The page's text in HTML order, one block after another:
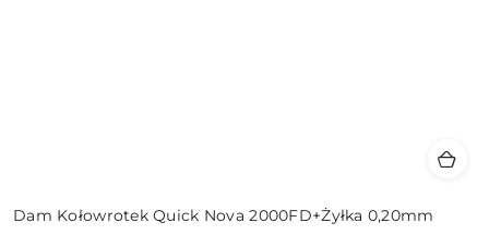
Dam Kołowrotek Quick Nova 2000FD+Żyłka 0,20mm